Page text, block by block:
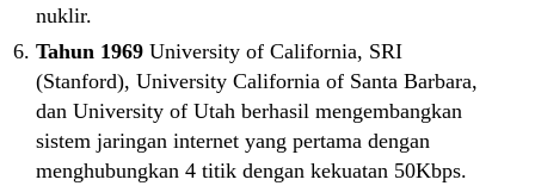
nuklir.
Tahun 1969 University of California, SRI
(Stanford), University California of Santa Barbara,
dan University of Utah berhasil mengembangkan
sistem jaringan internet yang pertama dengan
menghubungkan 4 titik dengan kekuatan 50Kbps.